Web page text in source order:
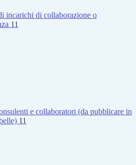
incarichi di collaborazione o
11
e collaboratori (da pubblicare in
11